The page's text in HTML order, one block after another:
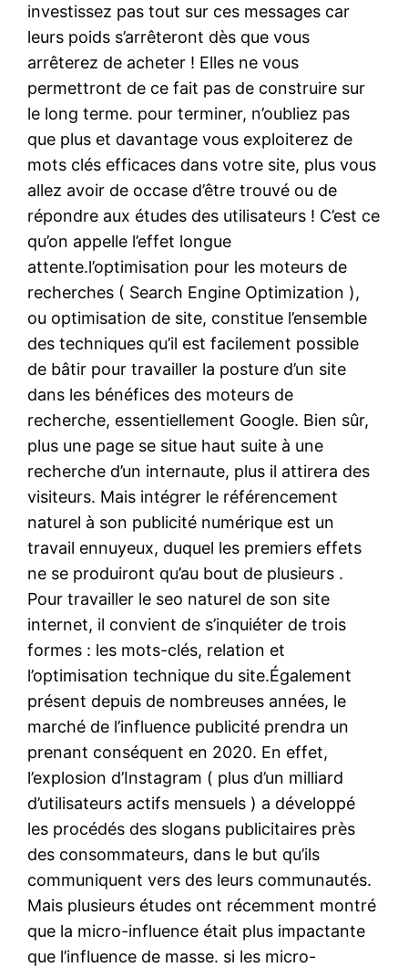
investissez pas tout sur ces messages car
leurs poids s’arrêteront dès que vous
arrêterez de acheter ! Elles ne vous
permettront de ce fait pas de construire sur
le long terme. pour terminer, n’oubliez pas
que plus et davantage vous exploiterez de
mots clés efficaces dans votre site, plus vous
allez avoir de occase d’être trouvé ou de
répondre aux études des utilisateurs ! C’est ce
qu’on appelle l’effet longue
attente.l’optimisation pour les moteurs de
recherches ( Search Engine Optimization ),
ou optimisation de site, constitue l’ensemble
des techniques qu’il est facilement possible
de bâtir pour travailler la posture d’un site
dans les bénéfices des moteurs de
recherche, essentiellement Google. Bien sûr,
plus une page se situe haut suite à une
recherche d’un internaute, plus il attirera des
visiteurs. Mais intégrer le référencement
naturel à son publicité numérique est un
travail ennuyeux, duquel les premiers effets
ne se produiront qu’au bout de plusieurs .
Pour travailler le seo naturel de son site
internet, il convient de s’inquiéter de trois
formes : les mots-clés, relation et
l’optimisation technique du site.Également
présent depuis de nombreuses années, le
marché de l’influence publicité prendra un
prenant conséquent en 2020. En effet,
l’explosion d’Instagram ( plus d’un milliard
d’utilisateurs actifs mensuels ) a développé
les procédés des slogans publicitaires près
des consommateurs, dans le but qu’ils
communiquent vers des leurs communautés.
Mais plusieurs études ont récemment montré
que la micro-influence était plus impactante
que l’influence de masse. si les micro-